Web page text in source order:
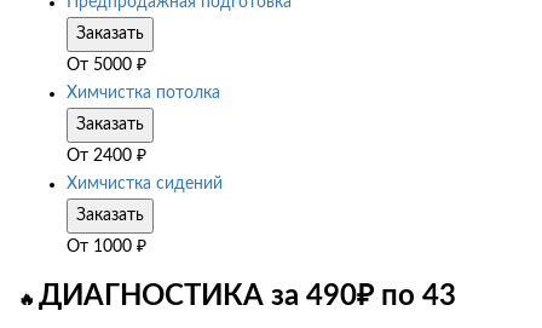
Заказать
От 5000 ₽
Химчистка потолка
Заказать
От 2400 ₽
Химчистка сидений
Заказать
От 1000 ₽
🔥 ДИАГНОСТИКА за 490₽ по 43